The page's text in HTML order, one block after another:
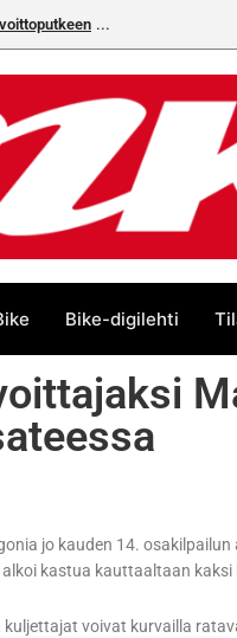
numeroa!
Bike-digilehti
jo kauden 14.
kastua kauttaaltaan
voivat kurvailla